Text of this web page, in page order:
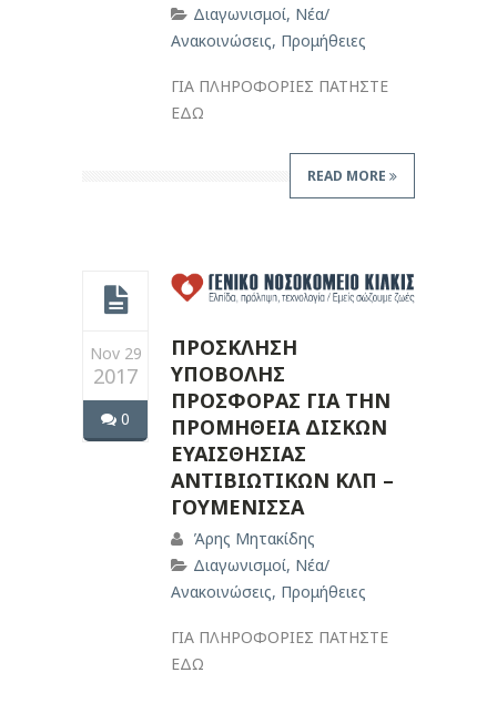
Διαγωνισμοί, Νέα/
Ανακοινώσεις, Προμήθειες
ΓΙΑ ΠΛΗΡΟΦΟΡΙΕΣ ΠΑΤΗΣΤΕ
ΕΔΩ
READ MORE
Nov 29
2017
0
ΠΡΟΣΚΛΗΣΗ
ΥΠΟΒΟΛΗΣ
ΠΡΟΣΦΟΡΑΣ ΓΙΑ ΤΗΝ
ΠΡΟΜΗΘΕΙΑ ΔΙΣΚΩΝ
ΕΥΑΙΣΘΗΣΙΑΣ
ΑΝΤΙΒΙΩΤΙΚΩΝ ΚΛΠ –
ΓΟΥΜΕΝΙΣΣΑ
Άρης Μητακίδης
Διαγωνισμοί, Νέα/
Ανακοινώσεις, Προμήθειες
ΓΙΑ ΠΛΗΡΟΦΟΡΙΕΣ ΠΑΤΗΣΤΕ
ΕΔΩ